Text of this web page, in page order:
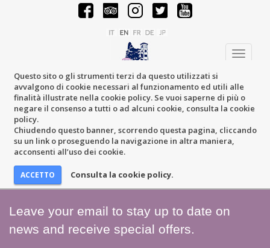
Questo sito o gli strumenti terzi da questo utilizzati si
avvalgono di cookie necessari al funzionamento ed utili alle
finalità illustrate nella cookie policy. Se vuoi saperne di più o
negare il consenso a tutti o ad alcuni cookie, consulta la cookie
policy.
Chiudendo questo banner, scorrendo questa pagina, cliccando
su un link o proseguendo la navigazione in altra maniera,
acconsenti all’uso dei cookie.
Consulta la cookie policy.
Toggle
Leave your email to stay up to date on
news and receive special offers.